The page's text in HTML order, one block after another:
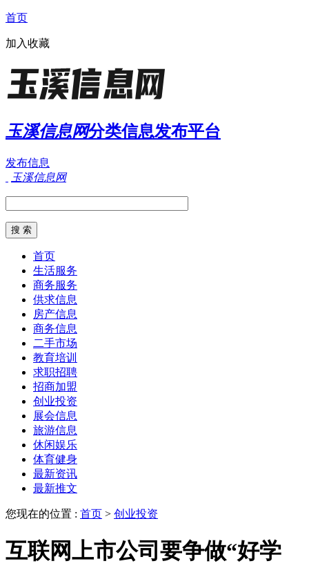
首页
加入收藏
玉溪信息网分类信息发布平台
发布信息
玉溪信息网
首页
生活服务
商务服务
供求信息
房产信息
商务信息
二手市场
教育培训
求职招聘
招商加盟
创业投资
展会信息
旅游信息
休闲娱乐
体育健身
最新资讯
最新推文
您现在的位置 : 首页 > 创业投资
互联网上市公司要争做“好学